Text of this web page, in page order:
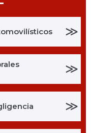
≫
≫
≫